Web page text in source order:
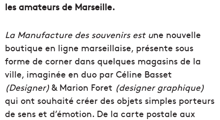
les amateurs de Marseille.
La Manufacture des souvenirs est une nouvelle
boutique en ligne marseillaise, présente sous
forme de corner dans quelques magasins de la
ville, imaginée en duo par Céline Basset
(Designer) & Marion Foret (designer graphique)
qui ont souhaité créer des objets simples porteurs
de sens et d’émotion. De la carte postale aux